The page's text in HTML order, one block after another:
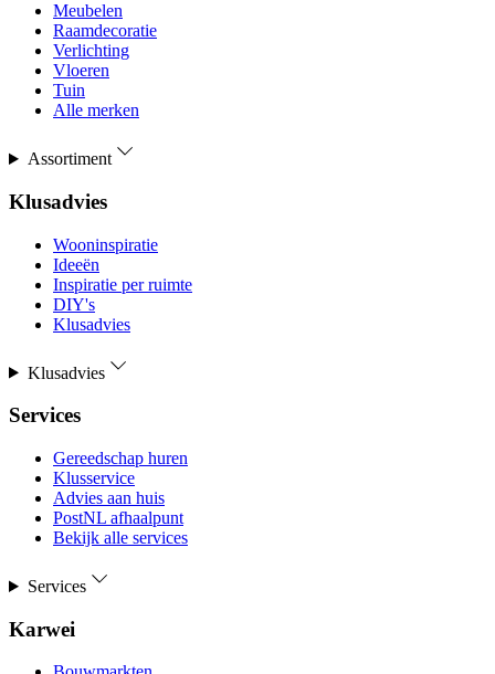
Meubelen
Raamdecoratie
Verlichting
Vloeren
Tuin
Alle merken
Assortiment
Klusadvies
Wooninspiratie
Ideeën
Inspiratie per ruimte
DIY's
Klusadvies
Klusadvies
Services
Gereedschap huren
Klusservice
Advies aan huis
PostNL afhaalpunt
Bekijk alle services
Services
Karwei